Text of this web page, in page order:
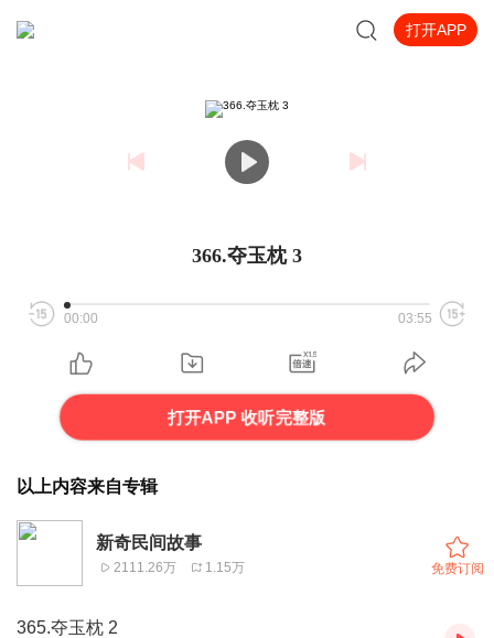
打开APP
366.夺玉枕 3
00:00 03:55
打开APP 收听完整版
以上内容来自专辑
新奇民间故事
2111.26万 1.15万 免费订阅
365.夺玉枕 2